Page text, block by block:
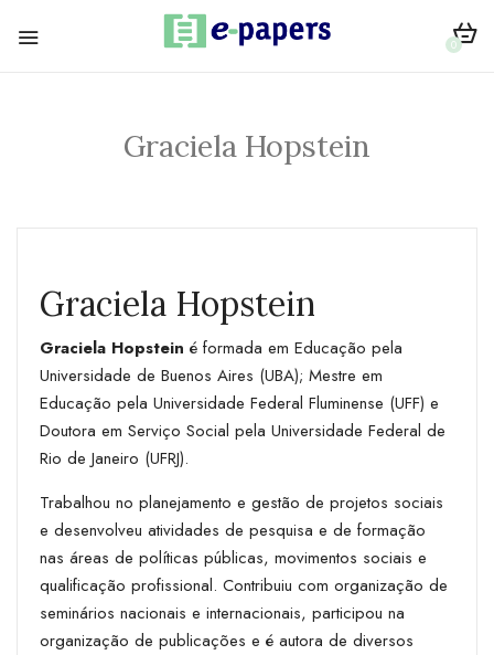
0
Graciela Hopstein
Graciela Hopstein
Graciela Hopstein é formada em Educação pela
Universidade de Buenos Aires (UBA); Mestre em
Educação pela Universidade Federal Fluminense (UFF) e
Doutora em Serviço Social pela Universidade Federal de
Rio de Janeiro (UFRJ).
Trabalhou no planejamento e gestão de projetos sociais
e desenvolveu atividades de pesquisa e de formação
nas áreas de políticas públicas, movimentos sociais e
qualificação profissional. Contribuiu com organização de
seminários nacionais e internacionais, participou na
organização de publicações e é autora de diversos